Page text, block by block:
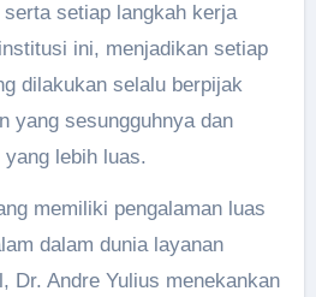
setiap langkah kerja
ini, menjadikan setiap
dilakukan selalu berpijak
yang sesungguhnya dan
lebih luas.
memiliki pengalaman luas
dalam dunia layanan
Dr. Andre Yulius menekankan